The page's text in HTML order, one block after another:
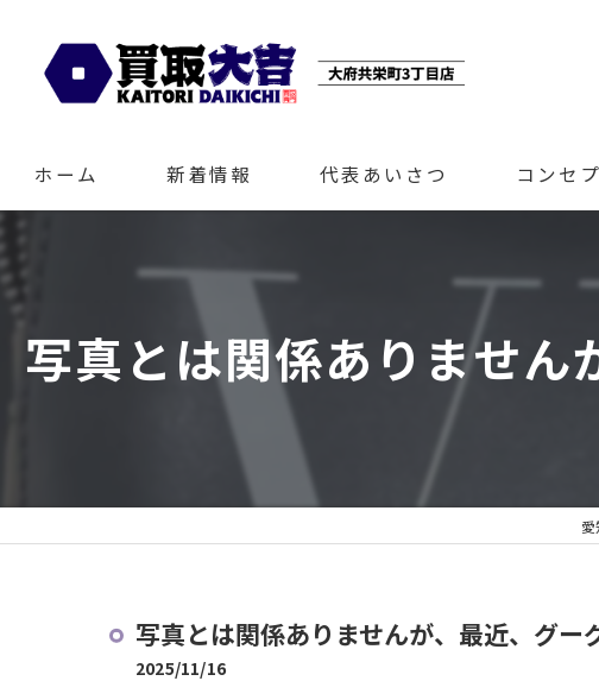
ホーム 新着情報 代表あいさつ コンセ
写真とは関係ありませ
写真とは関係ありませんが、最近、グ
2025/11/16